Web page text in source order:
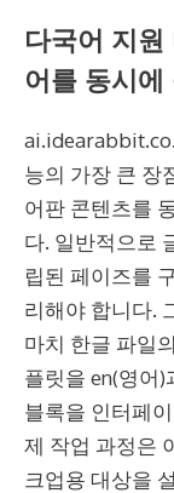
다국어 지
어를 동시
능의 가장 큰 장
어판 콘텐츠를
다. 일반적으로
립된 페이즈를
리해야 합니다.
마치 한글 파일
플릿을 en(영어)
블록을 인터페
제 작업 과정은
크업용 대상을